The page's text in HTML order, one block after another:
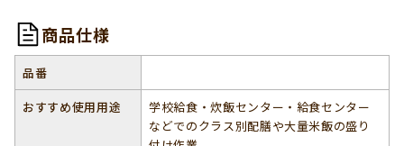
商品仕様
品番
おすすめ使用用途
学校給食・炊飯センター・給食センター
などでのクラス別配膳や大量米飯の盛り